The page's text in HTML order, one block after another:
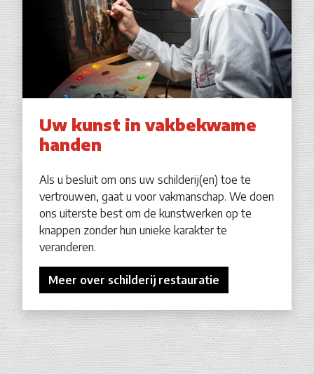
Uw kunst in vakbekwame
handen
Als u besluit om ons uw schilderij(en) toe te
vertrouwen, gaat u voor vakmanschap. We doen
ons uiterste best om de kunstwerken op te
knappen zonder hun unieke karakter te
veranderen.
Meer over schilderij restauratie